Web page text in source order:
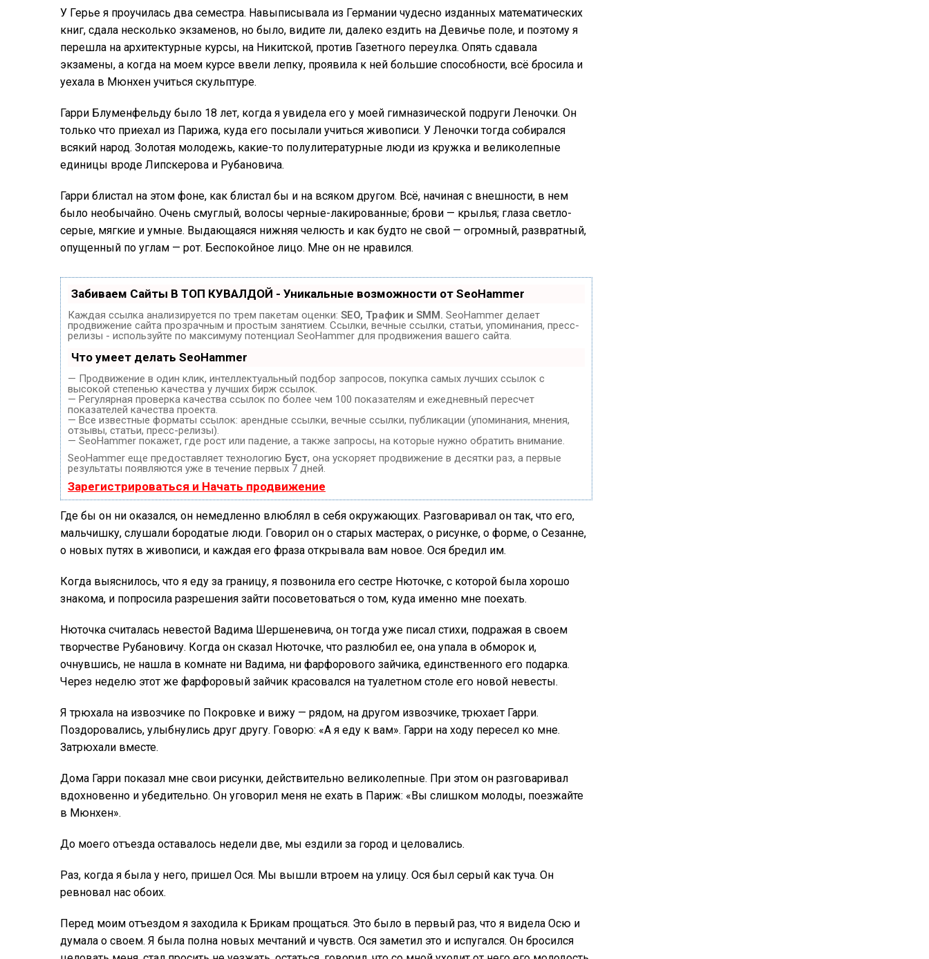
У Герье я проучилась два семестра. Навыписывала из Германии чудесно изданных математических
книг, сдала несколько экзаменов, но было, видите ли, далеко ездить на Девичье поле, и поэтому я
перешла на архитектурные курсы, на Никитской, против Газетного переулка. Опять сдавала
экзамены, а когда на моем курсе ввели лепку, проявила к ней большие способности, всё бросила и
уехала в Мюнхен учиться скульптуре.
Гарри Блуменфельду было 18 лет, когда я увидела его у моей гимназической подруги Леночки. Он
только что приехал из Парижа, куда его посылали учиться живописи. У Леночки тогда собирался
всякий народ. Золотая молодежь, какие-то полулитературные люди из кружка и великолепные
единицы вроде Липскерова и Рубановича.
Гарри блистал на этом фоне, как блистал бы и на всяком другом. Всё, начиная с внешности, в нем
было необычайно. Очень смуглый, волосы черные-лакированные; брови — крылья; глаза светло-
серые, мягкие и умные. Выдающаяся нижняя челюсть и как будто не свой — огромный, развратный,
опущенный по углам — рот. Беспокойное лицо. Мне он не нравился.
Забиваем Сайты В ТОП КУВАЛДОЙ - Уникальные возможности от SeoHammer
Каждая ссылка анализируется по трем пакетам оценки: SEO, Трафик и SMM. SeoHammer делает
продвижение сайта прозрачным и простым занятием. Ссылки, вечные ссылки, статьи, упоминания, пресс-
релизы - используйте по максимуму потенциал SeoHammer для продвижения вашего сайта.
Что умеет делать SeoHammer
— Продвижение в один клик, интеллектуальный подбор запросов, покупка самых лучших ссылок с
высокой степенью качества у лучших бирж ссылок.
— Регулярная проверка качества ссылок по более чем 100 показателям и ежедневный пересчет
показателей качества проекта.
— Все известные форматы ссылок: арендные ссылки, вечные ссылки, публикации (упоминания, мнения,
отзывы, статьи, пресс-релизы).
— SeoHammer покажет, где рост или падение, а также запросы, на которые нужно обратить внимание.
SeoHammer еще предоставляет технологию Буст, она ускоряет продвижение в десятки раз, а первые
результаты появляются уже в течение первых 7 дней.
Зарегистрироваться и Начать продвижение
Где бы он ни оказался, он немедленно влюблял в себя окружающих. Разговаривал он так, что его,
мальчишку, слушали бородатые люди. Говорил он о старых мастерах, о рисунке, о форме, о Сезанне,
о новых путях в живописи, и каждая его фраза открывала вам новое. Ося бредил им.
Когда выяснилось, что я еду за границу, я позвонила его сестре Нюточке, с которой была хорошо
знакома, и попросила разрешения зайти посоветоваться о том, куда именно мне поехать.
Нюточка считалась невестой Вадима Шершеневича, он тогда уже писал стихи, подражая в своем
творчестве Рубановичу. Когда он сказал Нюточке, что разлюбил ее, она упала в обморок и,
очнувшись, не нашла в комнате ни Вадима, ни фарфорового зайчика, единственного его подарка.
Через неделю этот же фарфоровый зайчик красовался на туалетном столе его новой невесты.
Я трюхала на извозчике по Покровке и вижу — рядом, на другом извозчике, трюхает Гарри.
Поздоровались, улыбнулись друг другу. Говорю: «А я еду к вам». Гарри на ходу пересел ко мне.
Затрюхали вместе.
Дома Гарри показал мне свои рисунки, действительно великолепные. При этом он разговаривал
вдохновенно и убедительно. Он уговорил меня не ехать в Париж: «Вы слишком молоды, поезжайте
в Мюнхен».
До моего отъезда оставалось недели две, мы ездили за город и целовались.
Раз, когда я была у него, пришел Ося. Мы вышли втроем на улицу. Ося был серый как туча. Он
ревновал нас обоих.
Перед моим отъездом я заходила к Брикам прощаться. Это было в первый раз, что я видела Осю и
думала о своем. Я была полна новых мечтаний и чувств. Ося заметил это и испугался. Он бросился